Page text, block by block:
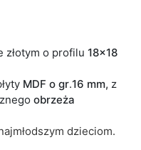
złotym o profilu 18x18
MDF o gr.16 mm, z
obrzeża
dzieciom.